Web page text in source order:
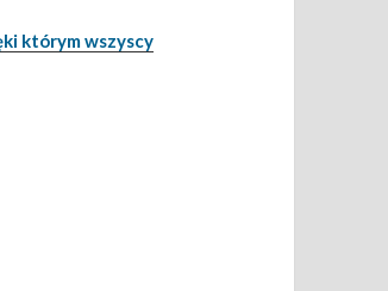
którym wszyscy